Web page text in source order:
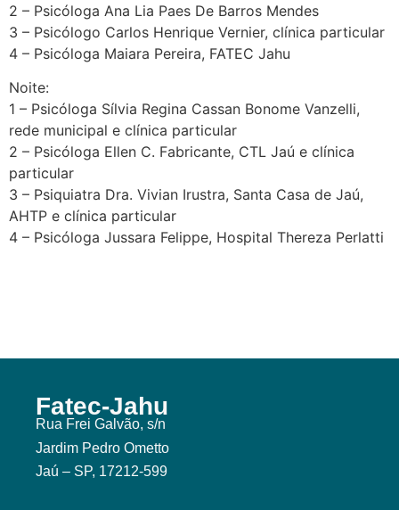
2 – Psicóloga Ana Lia Paes De Barros Mendes
3 – Psicólogo Carlos Henrique Vernier, clínica particular
4 – Psicóloga Maiara Pereira, FATEC Jahu
Noite:
1 – Psicóloga Sílvia Regina Cassan Bonome Vanzelli,
rede municipal e clínica particular
2 – Psicóloga Ellen C. Fabricante, CTL Jaú e clínica
particular
3 – Psiquiatra Dra. Vivian Irustra, Santa Casa de Jaú,
AHTP e clínica particular
4 – Psicóloga Jussara Felippe, Hospital Thereza Perlatti
Fatec-Jahu
Rua Frei Galvão, s/n
Jardim Pedro Ometto
Jaú – SP, 17212-599